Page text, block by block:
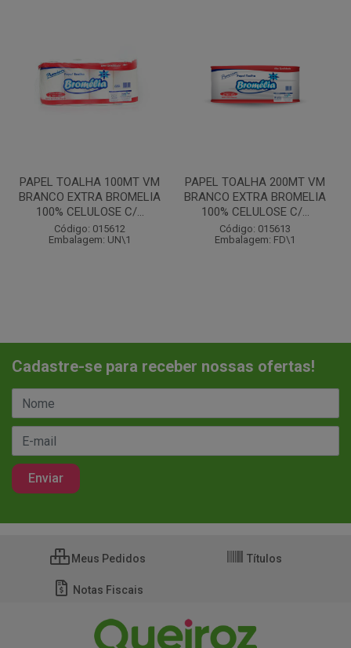
PAPEL TOALHA 100MT VM
BRANCO EXTRA BROMELIA
100% CELULOSE C/...
Código: 015612
Embalagem: UN\1
PAPEL TOALHA 200MT VM
BRANCO EXTRA BROMELIA
100% CELULOSE C/...
Código: 015613
Embalagem: FD\1
Cadastre-se para receber nossas ofertas!
Meus Pedidos Títulos
Notas Fiscais